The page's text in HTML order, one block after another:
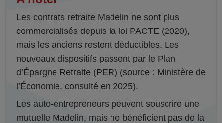
Les contrats retraite Madelin ne sont plus
commercialisés depuis la loi PACTE (2020),
mais les anciens restent déductibles. Les
nouveaux dispositifs passent par le Plan
d’Épargne Retraite (PER) (source : Ministère de
l’Économie, consulté en 2025).
Les auto-entrepreneurs peuvent souscrire une
mutuelle Madelin, mais ne bénéficient pas de la